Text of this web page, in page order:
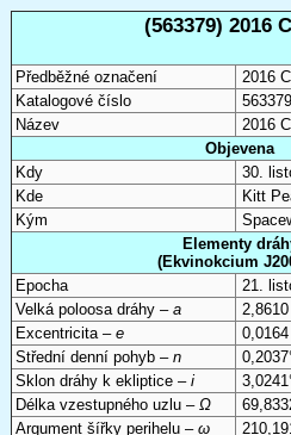
(563379) 2016
Předběžné označení
2016
Katalogové číslo
563379
Název
2016
Objevena
Kdy
30.
Kde
Kitt
Kým
Elementy
(Ekvinokcium
Epocha
21.
Velká poloosa dráhy – a
Excentricita – e
0,0164
Střední denní pohyb – n
Sklon dráhy k ekliptice – i
Délka vzestupného uzlu – Ω
Argument šířky perihelu – ω